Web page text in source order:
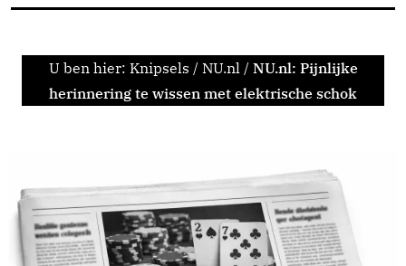
U ben hier: Knipsels / NU.nl / NU.nl: Pijnlijke
herinnering te wissen met elektrische schok